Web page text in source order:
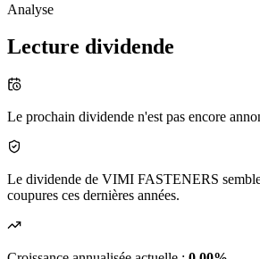
Analyse
Lecture dividende
Le prochain dividende n'est pas encore
Le dividende de VIMI FASTENERS
coupures ces dernières années.